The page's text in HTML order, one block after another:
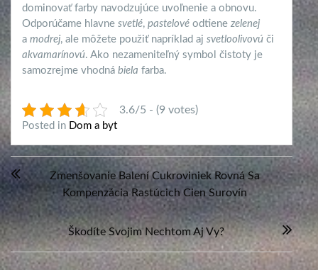
dominovať farby navodzujúce uvoľnenie a obnovu.
Odporúčame hlavne svetlé, pastelové odtiene zelenej
a modrej, ale môžete použiť napríklad aj svetloolivovú či
akvamarínovú. Ako nezameniteľný symbol čistoty je
samozrejme vhodná biela farba.
3.6/5 - (9 votes)
Posted in Dom a byt
Navigácia
v
článku
Zmenšovanie Balení Cukroviniek Rovná Sa
Kompenzácia Rastúcich Cien Surovín
Škodíte Svojim Nechtom Aj Vy?